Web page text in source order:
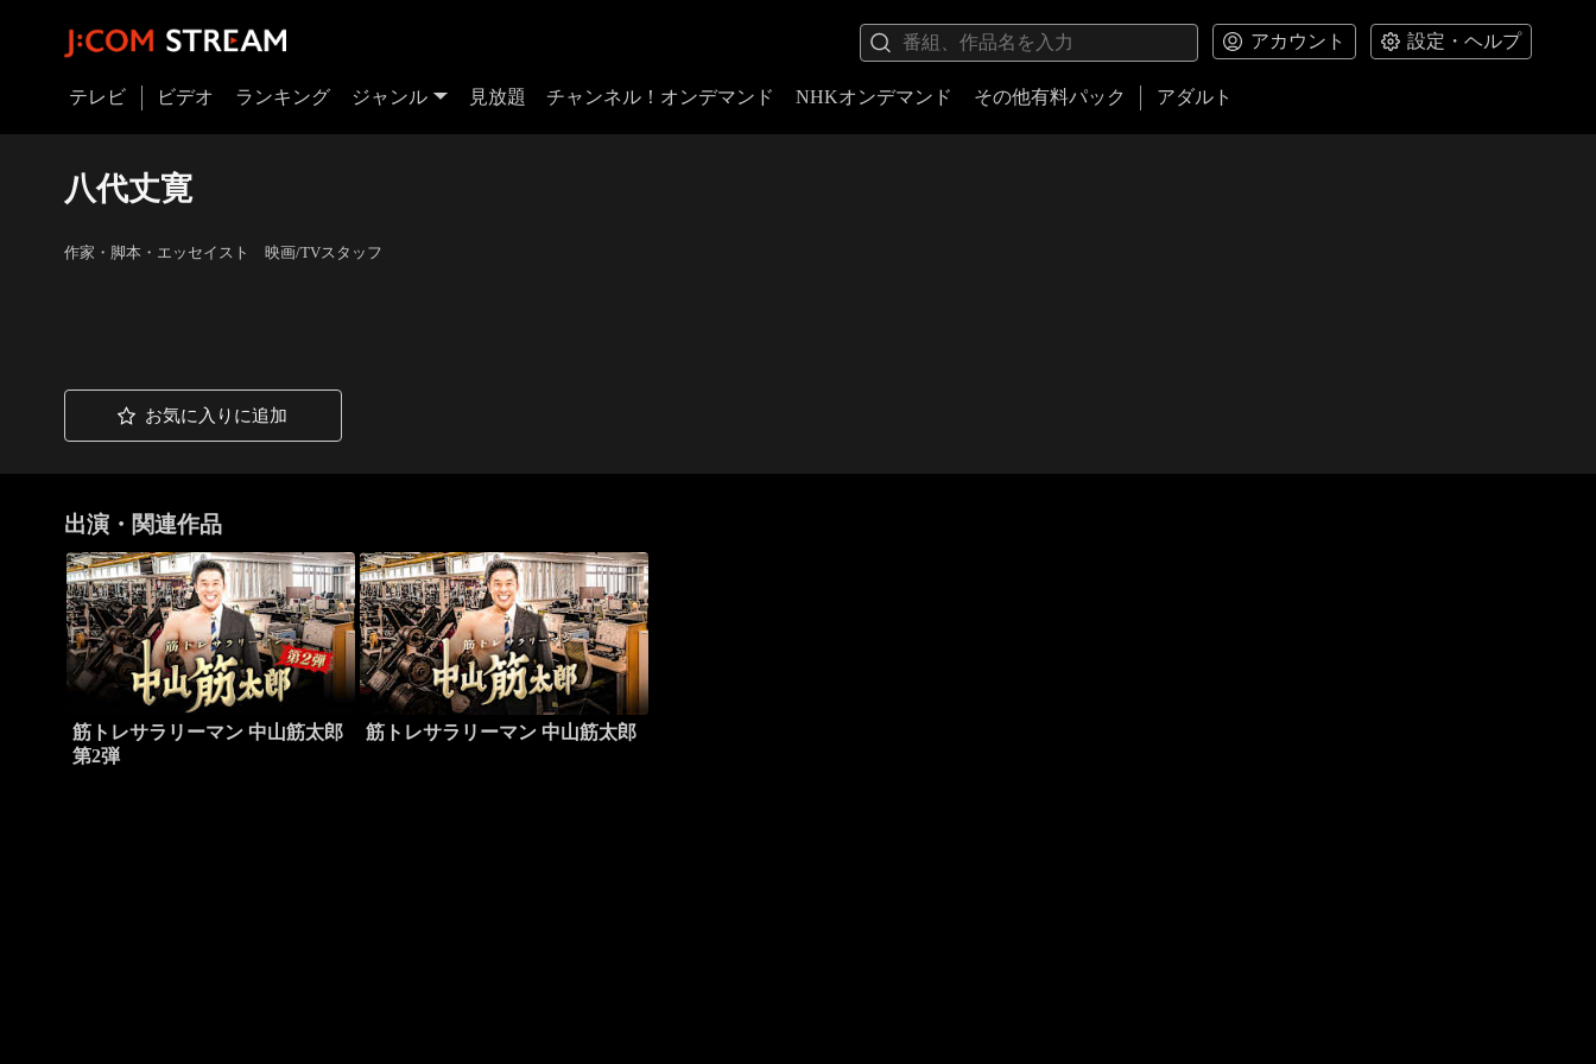
アカウント 設定・ヘルプ
テレビ ビデオ ランキング ジャンル 見放題 チャンネル！オンデマンド NHKオンデマンド その他有料パック アダルト
八代丈寛
作家・脚本・エッセイスト 映画/TVスタッフ
お気に入りに追加
出演・関連作品
筋トレサラリーマン 中山筋太郎
第2弾
筋トレサラリーマン 中山筋太郎